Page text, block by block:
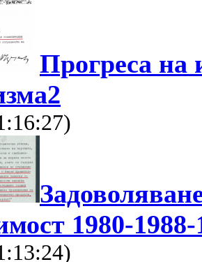
Прогреса на
1980-1988-